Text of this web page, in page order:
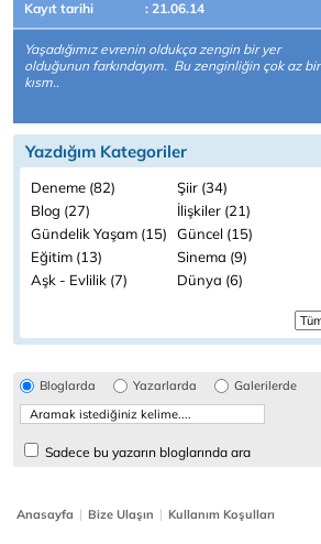
Kayıt tarihi
: 21.06.14
Yaşadığımız evrenin oldukça zengin bir yer
olduğunun farkındayım. Bu zenginliğin çok az bir
kısm..
Yazdığım Kategoriler
Deneme (82)
Şiir (34)
Blog (27)
İlişkiler (21)
Gündelik Yaşam (15)
Güncel (15)
Eğitim (13)
Sinema (9)
Aşk - Evlilik (7)
Dünya (6)
Bloglarda Yazarlarda Galerilerde
Sadece bu yazarın bloglarında ara
Anasayfa | Bize Ulaşın | Kullanım Koşulları